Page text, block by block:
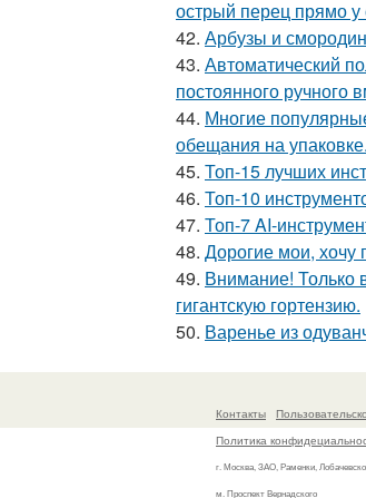
острый перец прямо у
42. Арбузы и
43. Автоматический
постоянного ручного
44. Многие
обещания на упаковке.
45. Топ-15 лучших
46. Топ-10
47. Топ-7 AI-
48. Дорогие мои, хочу
49. Внимание! Только
гигантскую гортензию.
50. Варенье из
Контакты
Политика
г. Москва, ЗАО, Раменки,
м. Проспект Вернадского